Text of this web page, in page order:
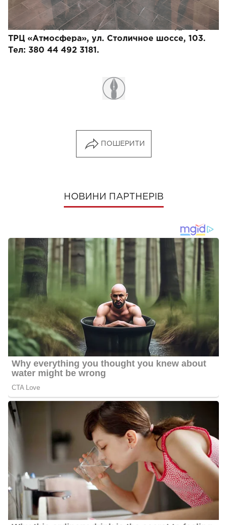
Новая коллекция Manzoni24 уже представлена
в монобрендовом бутике в Киеве по адресу
ТРЦ «Атмосфера», ул. Столичное шоссе, 103.
Тел: 380 44 492 3181.
ПОШЕРИТИ
НОВИНИ ПАРТНЕРІВ